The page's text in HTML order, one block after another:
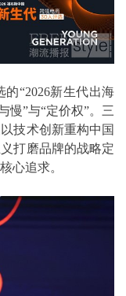
“2026新生代出海
慢”与“定价权”。三
技术创新重构中国
打磨品牌的战略定
心追求。